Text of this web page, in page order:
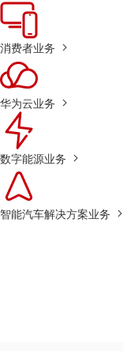
消费者业务
华为云业务
数字能源业务
智能汽车解决方案业务